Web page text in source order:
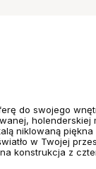
do swojego
holenderskiej
niklowaną piękna
w Twojej
konstrukcja z